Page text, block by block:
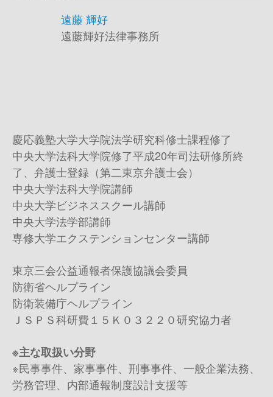
遠藤 輝好
遠藤輝好法律事務所
慶応義塾大学大学院法学研究科修士課程修了
中央大学法科大学院修了平成20年司法研修所終
了、弁護士登録（第二東京弁護士会）
中央大学法科大学院講師
中央大学ビジネススクール講師
中央大学法学部講師
専修大学エクステンションセンター講師
東京三会公益通報者保護協議会委員
防衛省ヘルプライン
防衛装備庁ヘルプライン
ＪＳＰＳ科研費１５Ｋ０３２２０研究協力者
※主な取扱い分野
※民事事件、家事事件、刑事事件、一般企業法務、
労務管理、内部通報制度設計支援等